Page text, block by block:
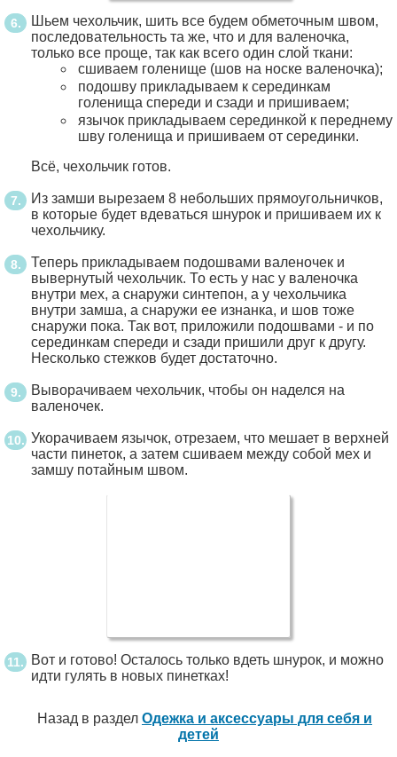
Шьем чехольчик, шить все будем обметочным швом,
последовательность та же, что и для валеночка,
только все проще, так как всего один слой ткани:
сшиваем голенище (шов на носке валеночка);
подошву прикладываем к серединкам
голенища спереди и сзади и пришиваем;
язычок прикладываем серединкой к переднему
шву голенища и пришиваем от серединки.
Всё, чехольчик готов.
Из замши вырезаем 8 небольших прямоугольничков,
в которые будет вдеваться шнурок и пришиваем их к
чехольчику.
Теперь прикладываем подошвами валеночек и
вывернутый чехольчик. То есть у нас у валеночка
внутри мех, а снаружи синтепон, а у чехольчика
внутри замша, а снаружи ее изнанка, и шов тоже
снаружи пока. Так вот, приложили подошвами - и по
серединкам спереди и сзади пришили друг к другу.
Несколько стежков будет достаточно.
Выворачиваем чехольчик, чтобы он наделся на
валеночек.
Укорачиваем язычок, отрезаем, что мешает в верхней
части пинеток, а затем сшиваем между собой мех и
замшу потайным швом.
Вот и готово! Осталось только вдеть шнурок, и можно
идти гулять в новых пинетках!
Назад в раздел Одежка и аксессуары для себя и
детей